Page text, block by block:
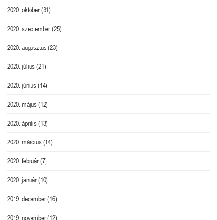
2020. október(31)
2020. szeptember(25)
2020. augusztus(23)
2020. július(21)
2020. június(14)
2020. május(12)
2020. április(13)
2020. március(14)
2020. február(7)
2020. január(10)
2019. december(16)
2019. november(12)